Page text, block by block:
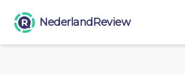
NederlandReview